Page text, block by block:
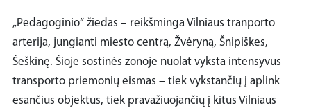
„Pedagoginio“ žiedas – reikšminga Vilniaus tranporto
arterija, jungianti miesto centrą, Žvėryną, Šnipiškes,
Šeškinę. Šioje sostinės zonoje nuolat vyksta intensyvus
transporto priemonių eismas – tiek vykstančių į aplink
esančius objektus, tiek pravažiuojančių į kitus Vilniaus